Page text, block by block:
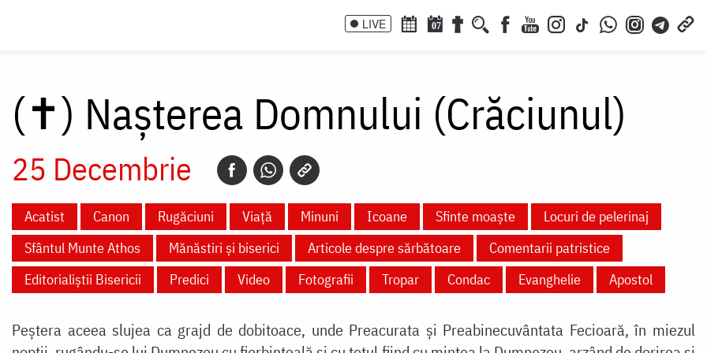
LIVE 07
(✝) Nașterea Domnului (Crăciunul)
25 Decembrie
Acatist Canon Rugăciuni Viață Minuni Icoane Sfinte moaște
Locuri de pelerinaj
Sfântul Munte Athos
Mănăstiri și biserici Articole despre sărbătoare
Comentarii patristice
Editorialiștii Bisericii
Predici Video Fotografii Tropar Condac Evanghelie Apostol
Peștera aceea slujea ca grajd de dobitoace, unde Preacurata și Preabinecuvântata Fecioară, în miezul